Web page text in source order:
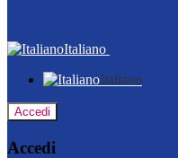
Italiano
Italiano
Accedi
Accedi